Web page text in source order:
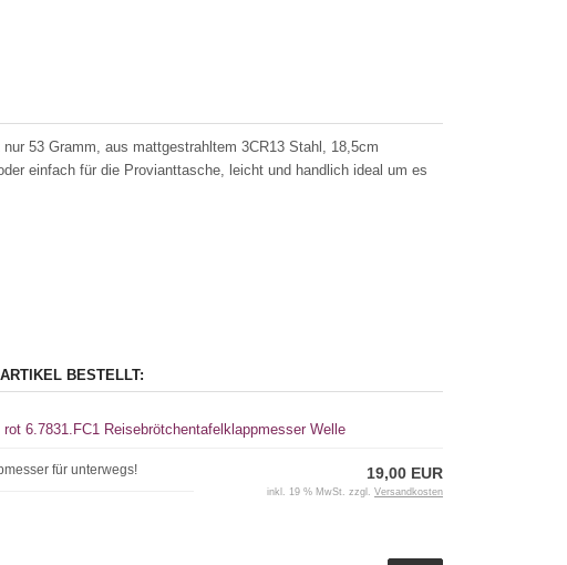
53 Gramm, aus mattgestrahltem 3CR13 Stahl, 18,5cm
einfach für die Provianttasche, leicht und handlich ideal um es
BESTELLT:
6.7831.FC1 Reisebrötchentafelklappmesser Welle
für unterwegs! 19,00 EUR
inkl. 19 % MwSt. zzgl. Versandkosten